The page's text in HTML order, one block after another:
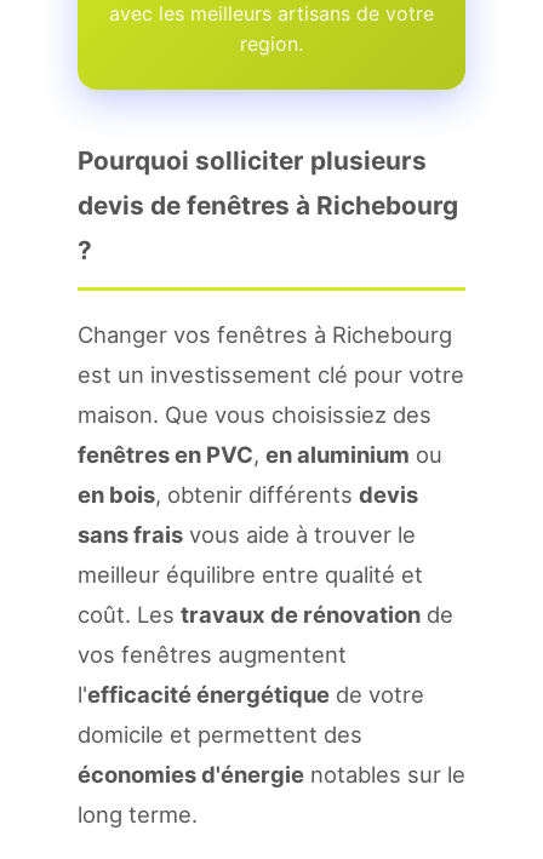
avec les meilleurs artisans de votre
region.
Pourquoi solliciter plusieurs
devis de fenêtres à Richebourg
?
Changer vos fenêtres à Richebourg
est un investissement clé pour votre
maison. Que vous choisissiez des
fenêtres en PVC, en aluminium ou
en bois, obtenir différents devis
sans frais vous aide à trouver le
meilleur équilibre entre qualité et
coût. Les travaux de rénovation de
vos fenêtres augmentent
l'efficacité énergétique de votre
domicile et permettent des
économies d'énergie notables sur le
long terme.